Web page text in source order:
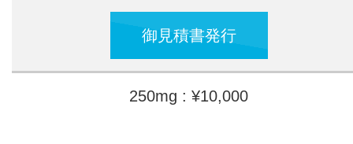
御見積書発行
250mg : ¥10,000